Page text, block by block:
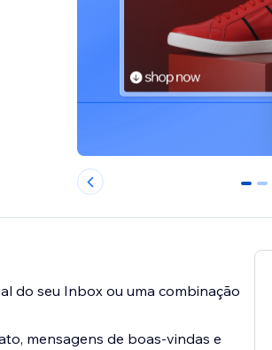
0 1
do seu Inbox ou uma combinação
mensagens de boas-vindas e